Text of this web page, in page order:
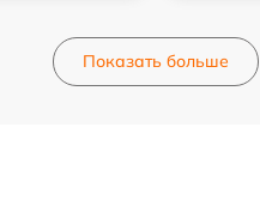
Показать больше